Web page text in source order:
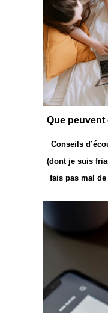
Que
Conseils
(dont je suis
fais pas mal